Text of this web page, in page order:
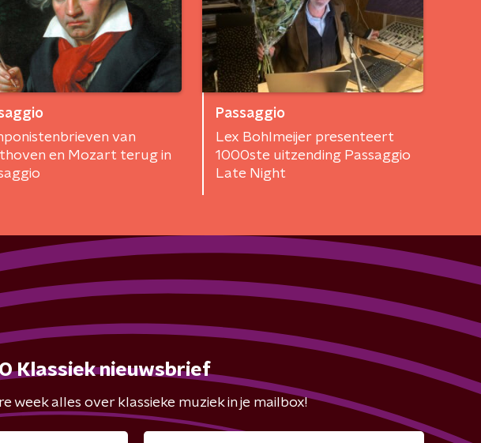
van
en Mozart terug in
Passaggio
Lex Bohlmeijer presenteert
1000ste uitzending Passaggio
Late Night
Klassiek nieuwsbrief
week alles over klassieke muziek in je mailbox!